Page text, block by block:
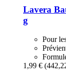
Lavera
g
Pour
1,99 €